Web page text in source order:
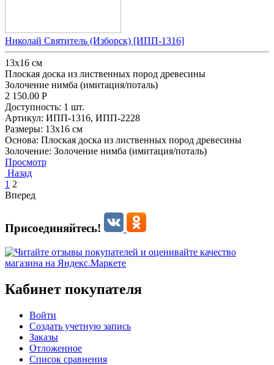
Николай Святитель (Изборск) [ИПП-1316]
13x16 см
Плоская доска из лиственных пород древесины
Золочение нимба (имитация/поталь)
2 150.00 Р
Доступность: 1 шт.
Артикул: ИПП-1316, ИПП-2228
Размеры: 13x16 см
Основа: Плоская доска из лиственных пород древесины
Золочение: Золочение нимба (имитация/поталь)
Просмотр
Назад
1 2
Вперед
Присоединяйтесь!
Кабинет покупателя
Войти
Создать учетную запись
Заказы
Отложенное
Список сравнения